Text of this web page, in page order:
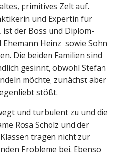
primitives Zelt auf.
und Expertin für
ist der Boss und Diplom-
Ehemann Heinz sowie Sohn
Die beiden Familien sind
gesinnt, obwohl Stefan
möchte, zunächst aber
stößt.
und turbulent zu und die
Rosa Scholz und der
tragen nicht zur
Probleme bei. Ebenso